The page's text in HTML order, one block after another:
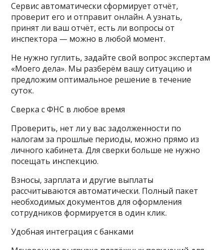
Сервис автоматически сформирует отчёт,
проверит его и отправит онлайн. А узнать,
принят ли ваш отчёт, есть ли вопросы от
инспектора — можно в любой момент.
Не нужно гуглить, задайте свой вопрос экспертам
«Моего дела». Мы разберём вашу ситуацию и
предложим оптимальное решение в течение
суток.
Сверка с ФНС в любое время
Проверить, нет ли у вас задолженности по
налогам за прошлые периоды, можно прямо из
личного кабинета. Для сверки больше не нужно
посещать инспекцию.
Взносы, зарплата и другие выплаты
рассчитываются автоматически. Полный пакет
необходимых документов для оформления
сотрудников формируется в один клик.
Удобная интеграция с банками